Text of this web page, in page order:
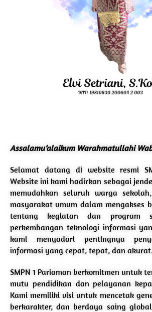
Assalamu’alaikum Warahmatullahi
Selamat datang di website resmi
Website ini kami hadirkan sebagai
memudahkan seluruh warga
masyarakat umum dalam mengakses
tentang kegiatan dan program
perkembangan teknologi informasi
kami menyadari pentingnya
informasi yang cepat, tepat, dan
SMPN 1 Pariaman berkomitmen untuk
mutu pendidikan dan pelayanan
Kami memiliki visi untuk mencetak
berkarakter, dan berdaya saing